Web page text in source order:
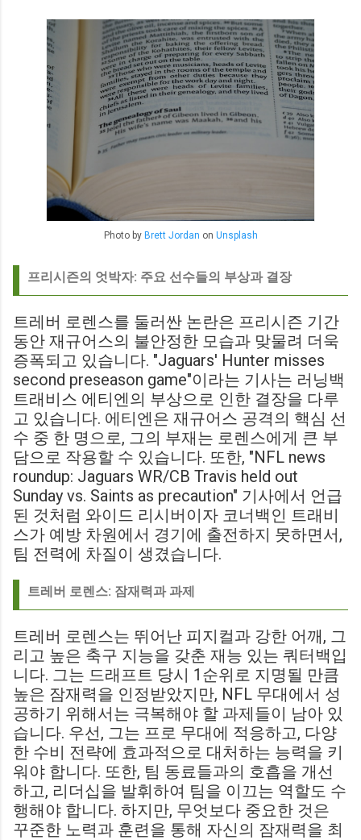
Photo by Brett Jordan on Unsplash
프리시즌의 엇박자: 주요 선수들의 부상과 결장
트레버 로렌스를 둘러싼 논란은 프리시즌 기간
동안 재규어스의 불안정한 모습과 맞물려 더욱
증폭되고 있습니다. "Jaguars' Hunter misses
second preseason game"이라는 기사는 러닝백
트래비스 에티엔의 부상으로 인한 결장을 다루
고 있습니다. 에티엔은 재규어스 공격의 핵심 선
수 중 한 명으로, 그의 부재는 로렌스에게 큰 부
담으로 작용할 수 있습니다. 또한, "NFL news
roundup: Jaguars WR/CB Travis held out
Sunday vs. Saints as precaution" 기사에서 언급
된 것처럼 와이드 리시버이자 코너백인 트래비
스가 예방 차원에서 경기에 출전하지 못하면서,
팀 전력에 차질이 생겼습니다.
트레버 로렌스: 잠재력과 과제
트레버 로렌스는 뛰어난 피지컬과 강한 어깨, 그
리고 높은 축구 지능을 갖춘 재능 있는 쿼터백입
니다. 그는 드래프트 당시 1순위로 지명될 만큼
높은 잠재력을 인정받았지만, NFL 무대에서 성
공하기 위해서는 극복해야 할 과제들이 남아 있
습니다. 우선, 그는 프로 무대에 적응하고, 다양
한 수비 전략에 효과적으로 대처하는 능력을 키
워야 합니다. 또한, 팀 동료들과의 호흡을 개선
하고, 리더십을 발휘하여 팀을 이끄는 역할도 수
행해야 합니다. 하지만, 무엇보다 중요한 것은
꾸준한 노력과 훈련을 통해 자신의 잠재력을 최